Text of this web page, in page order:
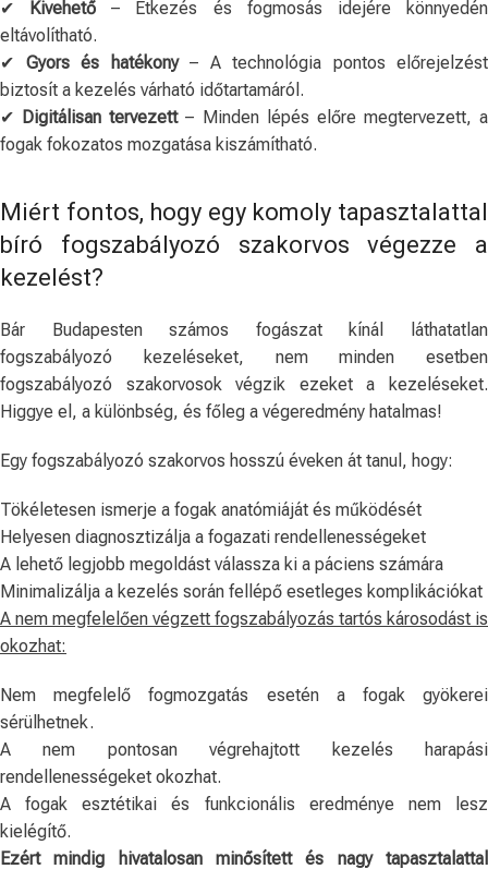
✔ Kivehető – Étkezés és fogmosás idejére könnyedén
eltávolítható.
✔ Gyors és hatékony– A technológia pontos előrejelzést
biztosít a kezelés várható időtartamáról.
✔ Digitálisan tervezett– Minden lépés előre megtervezett, a
fogak fokozatos mozgatása kiszámítható.
Miért fontos, hogy egy komoly tapasztalattal
bíró fogszabályozó szakorvos végezze a
kezelést?
Bár Budapesten számos fogászat kínál láthatatlan
fogszabályozó kezeléseket, nem minden esetben
fogszabályozó szakorvosok végzik ezeket a kezeléseket.
Higgye el, a különbség, és főleg a végeredmény hatalmas!
Egy fogszabályozó szakorvos hosszú éveken át tanul, hogy:
Tökéletesen ismerje a fogak anatómiáját és működését
Helyesen diagnosztizálja a fogazati rendellenességeket
A lehető legjobb megoldást válassza ki a páciens számára
Minimalizálja a kezelés során fellépő esetleges komplikációkat
A nem megfelelően végzett fogszabályozás tartós károsodást is
okozhat:
Nem megfelelő fogmozgatás esetén a fogak gyökerei
sérülhetnek.
A nem pontosan végrehajtott kezelés harapási
rendellenességeket okozhat.
A fogak esztétikai és funkcionális eredménye nem lesz
kielégítő.
Ezért mindig hivatalosan minősített és nagy tapasztalattal